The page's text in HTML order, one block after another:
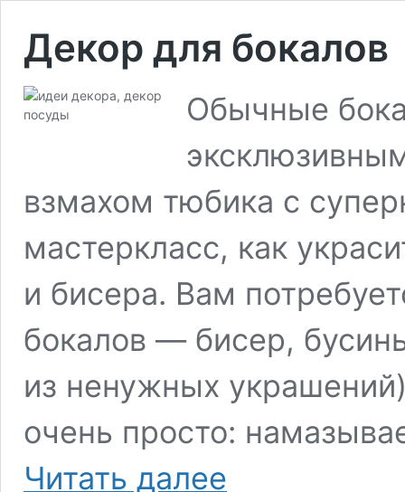
Декор для бокалов
Обычные
взмахом тюбика с
мастеркласс, как
и бисера. Вам
бокалов — бисер,
из ненужных
очень просто:
Читать далее